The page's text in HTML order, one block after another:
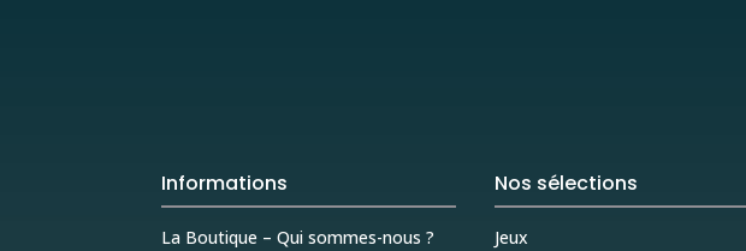
Informations
La Boutique – Qui sommes-nous ?
Nos sélections
Jeux